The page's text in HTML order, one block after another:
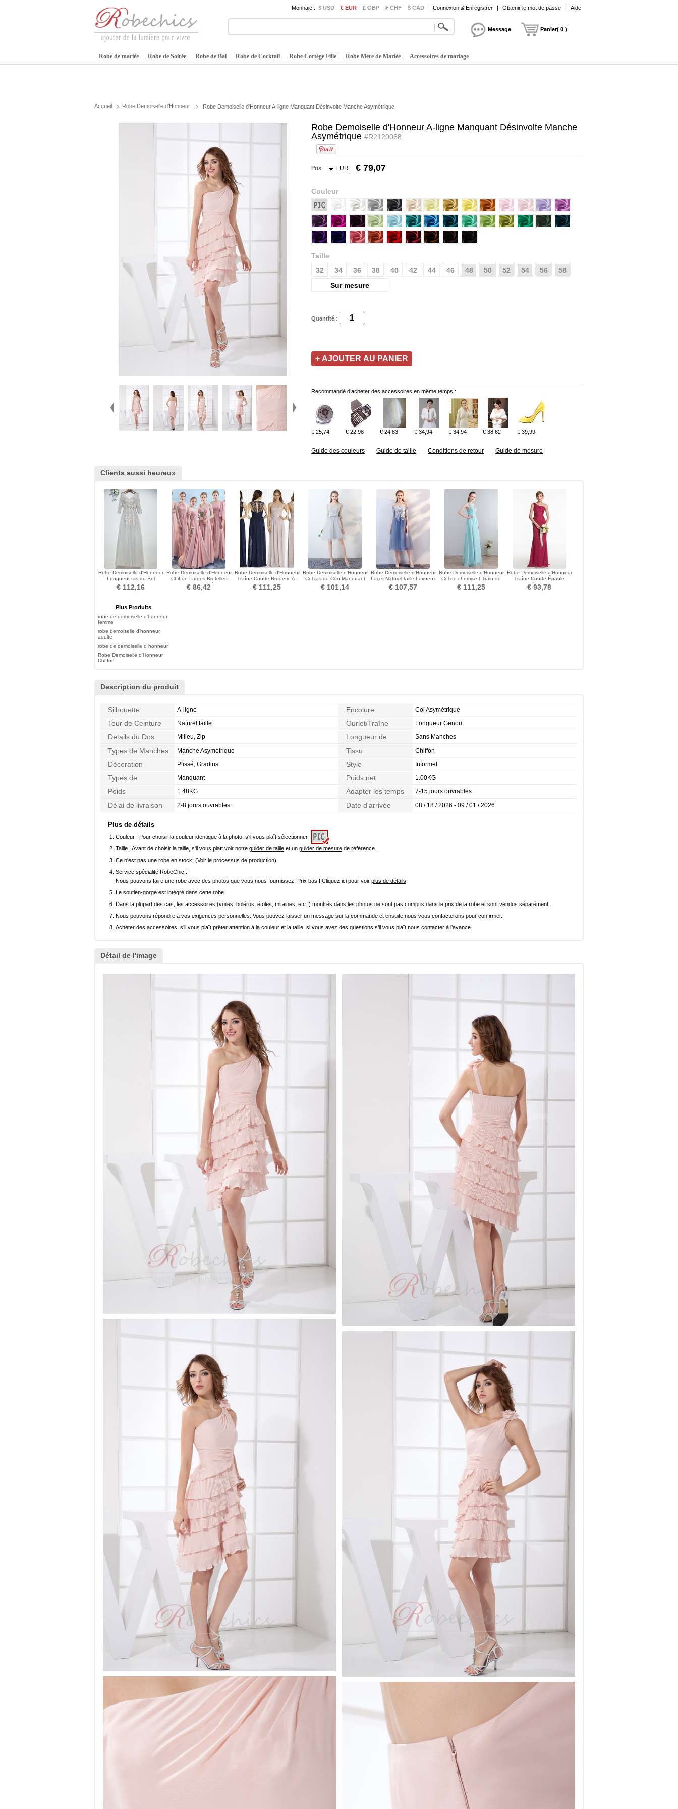
Monnaie : $ USD € EUR £ GBP ₣ CHF $ CAD | Connexion & Enregistrer | Obtenir le mot de passe | Aide
Message Panier( 0 )
Robe de mariée Robe de Soirée Robe de Bal Robe de Cocktail Robe Cortège Fille Robe Mère de Mariée Accessoires de mariage
Accueil Robe Demoiselle d'Honneur Robe Demoiselle d'Honneur A-ligne Manquant Désinvolte Manche Asymétrique
Robe Demoiselle d'Honneur A-ligne Manquant Désinvolte Manche
Asymétrique #R2120068
Prix EUR € 79,07
Couleur
Taille
32
34 36 38 40 42 44 46 48 50 52 54 56
58
Sur mesure
Quantité :
Recommandé d’acheter des accessoires en même temps :
€ 25,74 € 22,98 € 24,83 € 34,94 € 34,94 € 38,62 € 39,99
Guide des couleurs Guide de taille Conditions de retour Guide de mesure
Clients aussi heureux
Robe Demoiselle d'Honneur
Longueur ras du Sol
Appliquer Col en V
€ 112,16
Robe Demoiselle d'Honneur
Chiffon Larges Bretelles
Ample & Ornée
€ 86,42
Robe Demoiselle d'Honneur
Traîne Courte Broderie A-
ligne Couvert de Dentelle
€ 111,25
Robe Demoiselle d'Honneur
Col ras du Cou Manquant
aligne noble
€ 101,14
Robe Demoiselle d'Honneur
Lacet Naturel taille Luxueux
Couvert de Dentelle
€ 107,57
Robe Demoiselle d'Honneur
Col de chemise t Train de
balayage Chiffon
€ 111,25
Robe Demoiselle d'Honneur
Traîne Courte Épaule
Asymétrique Sexy
€ 93,78
Plus Produits
robe de demoiselle d'honneur
femme
robe demoiselle d'honneur
adulte
robe de demoiselle d honneur
Robe Demoiselle d'Honneur
Chiffon
Description du produit
Silhouette A-ligne Encolure Col Asymétrique
Tour de Ceinture Naturel taille Ourlet/Traîne Longueur Genou
Details du Dos Milieu, Zip
Longueur de
Manches
Sans Manches
Types de Manches Manche Asymétrique Tissu Chiffon
Décoration Plissé, Gradins Style Informel
Types de
Morphologie
Manquant Poids net 1.00KG
Poids 1.48KG Adapter les temps 7-15 jours ouvrables.
Délai de livraison 2-8 jours ouvrables. Date d'arrivée 08 / 18 / 2026 - 09 / 01 / 2026
Plus de détails
Couleur : Pour choisir la couleur identique à la photo, s'il vous plaît sélectionner
Taille : Avant de choisir la taille, s'il vous plaît voir notre guider de taille et un guider de mesure de référence.
Ce n'est pas une robe en stock. (Voir le processus de production)
Service spécialité RobeChic :
Nous pouvons faire une robe avec des photos que vous nous fournissez. Prix bas ! Cliquez ici pour voir plus de détails
Le soutien-gorge est intégré dans cette robe.
Dans la plupart des cas, les accessoires (voiles, boléros, étoles, mitaines, etc.,) montrés dans les photos ne sont pas compris dans le prix de la robe et sont vendus séparément.
Nous pouvons répondre à vos exigences personnelles. Vous pouvez laisser un message sur la commande et ensuite nous vous contacterons pour confirmer.
Acheter des accessoires, s’il vous plaît prêter attention à la couleur et la taille, si vous avez des questions s’il vous plaît nous contacter à l’avance.
Détail de l'image